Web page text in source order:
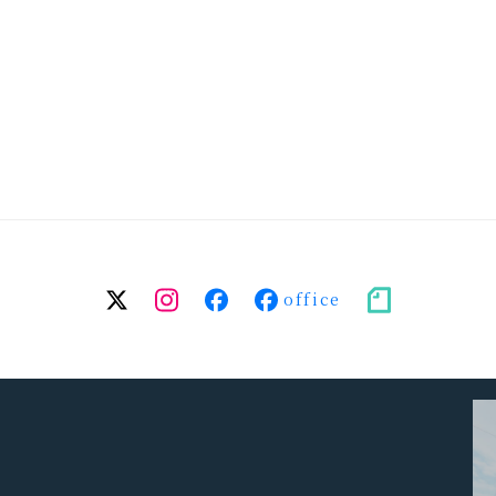
twitter
Instagram
facebook（個
人）
facebook（事
note